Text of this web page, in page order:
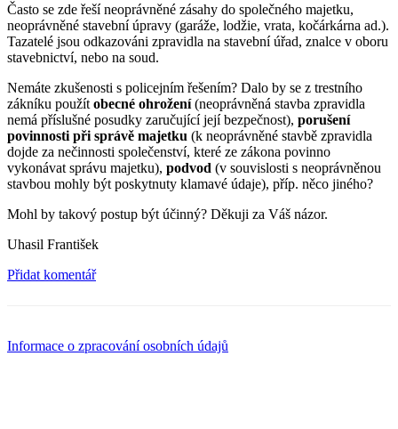
Často se zde řeší neoprávněné zásahy do společného majetku,
neoprávněné stavební úpravy (garáže, lodžie, vrata, kočárkárna ad.).
Tazatelé jsou odkazováni zpravidla na stavební úřad, znalce v oboru
stavebnictví, nebo na soud.
Nemáte zkušenosti s policejním řešením? Dalo by se z trestního
zákníku použít obecné ohrožení(neoprávněná stavba zpravidla
nemá příslušné posudky zaručující její bezpečnost), porušení
povinnosti při správě majetku (k neoprávněné stavbě zpravidla
dojde za nečinnosti společenství, které ze zákona povinno
vykonávat správu majetku), podvod (v souvislosti s neoprávněnou
stavbou mohly být poskytnuty klamavé údaje), příp. něco jiného?
Mohl by takový postup být účinný? Děkuji za Váš názor.
Uhasil František
Přidat komentář
Informace o zpracování osobních údajů